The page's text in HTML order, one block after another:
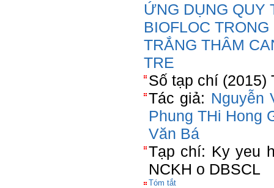
ỨNG DỤNG QUY
BIOFLOC
TRẮNG THÂM
TRE
Số tạp chí (2015)
Tác giả: Nguyễn
Phung THi Hong
Văn Bá
Tạp chí: Ky yeu
NCKH o DBSCL
Tóm tắt